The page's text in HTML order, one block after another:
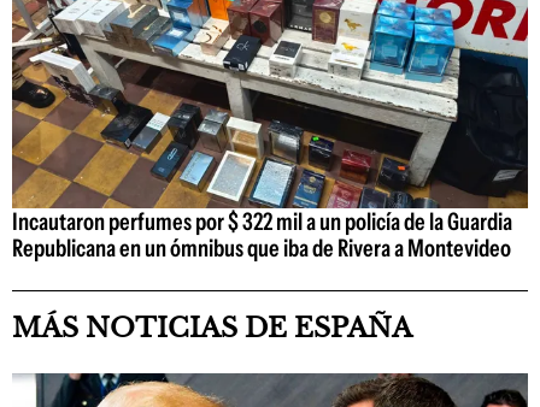
Incautaron perfumes por $ 322 mil a un policía de la Guardia
Republicana en un ómnibus que iba de Rivera a Montevideo
MÁS NOTICIAS DE ESPAÑA